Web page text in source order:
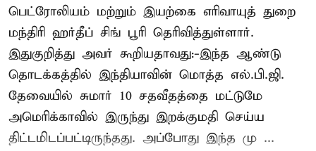
பெட்ரோலியம் மற்றும் இயற்கை எரிவாயுத் துறை
மந்திரி ஹர்தீப் சிங் பூரி தெரிவித்துள்ளார்.
இதுகுறித்து அவர் கூறியதாவது:-இந்த ஆண்டு
தொடக்கத்தில் இந்தியாவின் மொத்த எல்.பி.ஜி.
தேவையில் சுமார் 10 சதவீதத்தை மட்டுமே
அமெரிக்காவில் இருந்து இறக்குமதி செய்ய
திட்டமிடப்பட்டிருந்தது. அப்போது இந்த மு ...